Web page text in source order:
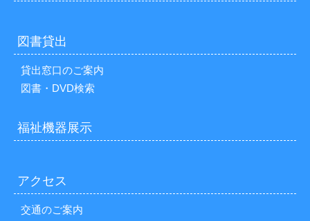
図書貸出
貸出窓口のご案内
図書・DVD検索
福祉機器展示
アクセス
交通のご案内